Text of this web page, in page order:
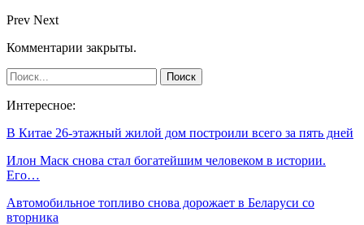
Prev Next
Комментарии закрыты.
Интересное:
В Китае 26-этажный жилой дом построили всего за пять дней
Илон Маск снова стал богатейшим человеком в истории.
Его…
Автомобильное топливо снова дорожает в Беларуси со
вторника